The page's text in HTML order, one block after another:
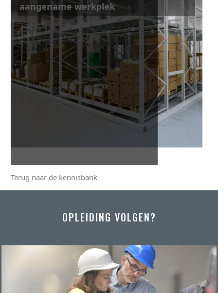
OPLEIDING VOLGEN?
aangename werkplek
Terug naar de kennisbank